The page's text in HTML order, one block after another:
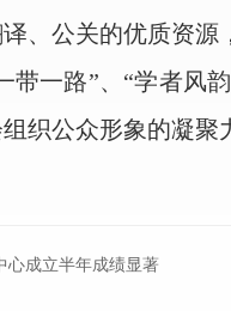
、公关的优质资源
一路”、“学者风
组织公众形象的凝
心成立半年成绩显著